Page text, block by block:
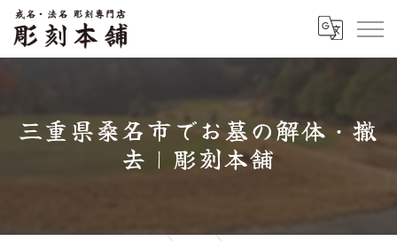
三重県桑名市でお墓の解体・撤
去｜彫刻本舗